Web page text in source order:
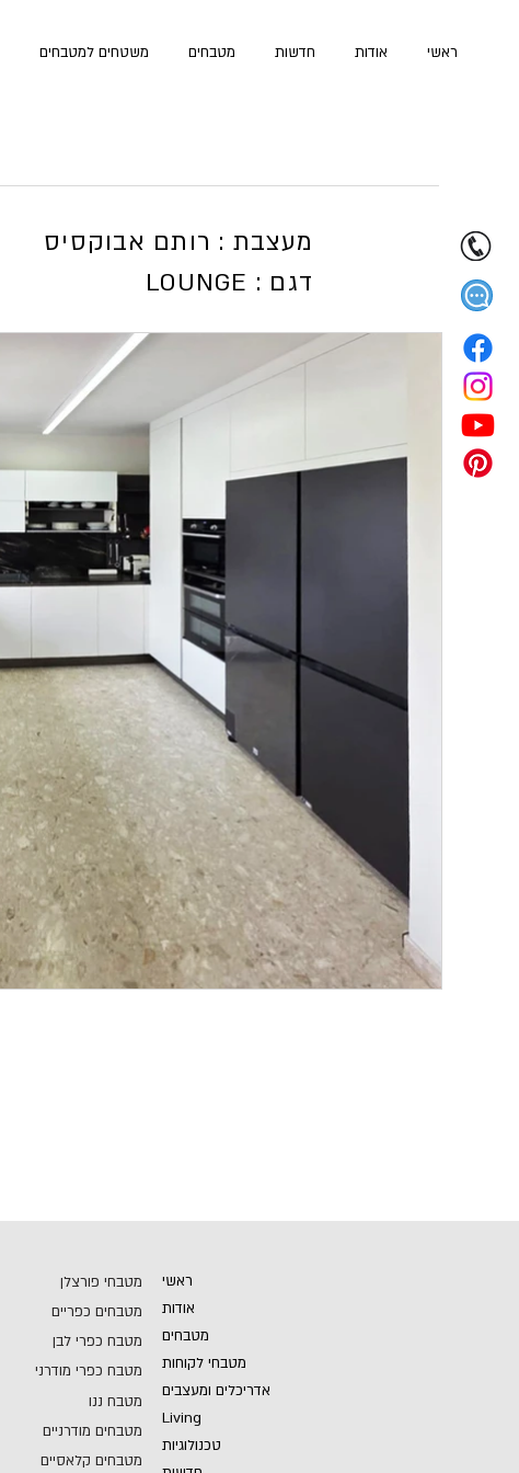
ראשי אודות חדשות מטבחים משטחים למטבחים
מעצבת : רותם אבוקסיס
LOUNGE : דגם
מטבחי פורצלן
מטבחים כפריים
מטבח כפרי לבן
מטבח כפרי מודרני
מטבח ננו
מטבחים מודרניים
מטבחים קלאסיים
ראשי
אודות
מטבחים
מטבחי לקוחות
אדריכלים ומעצבים
Living
טכנולוגיות